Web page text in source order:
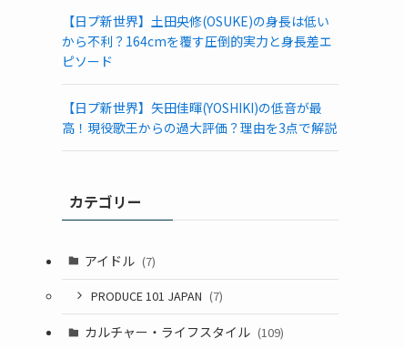
【日プ新世界】土田央修(OSUKE)の身長は低い
から不利？164cmを覆す圧倒的実力と身長差エ
ピソード
【日プ新世界】矢田佳暉(YOSHIKI)の低音が最
高！現役歌王からの過大評価？理由を3点で解説
カテゴリー
アイドル (7)
PRODUCE 101 JAPAN (7)
カルチャー・ライフスタイル (109)